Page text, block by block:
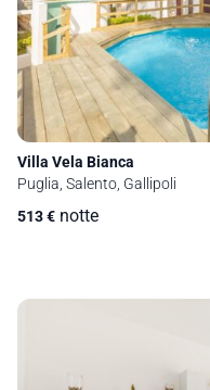
Villa Vela Bianca
Puglia, Salento, Gallipoli
513€ notte